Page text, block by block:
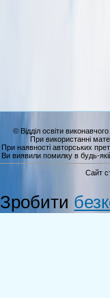
© Відділ освіти
При використанні
При наявності авторських
виявили помилку в будь-якій
Сайт
Зробити